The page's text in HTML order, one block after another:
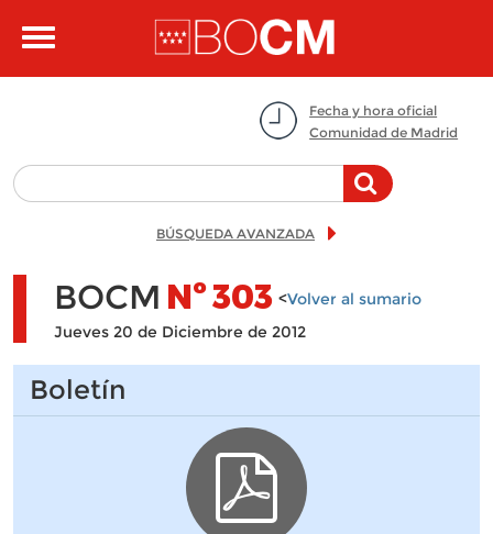
Toggle
Fecha y hora oficial
Comunidad de Madrid
BÚSQUEDA AVANZADA
BOCM Nº303 <Volver al sumario
Jueves 20 de Diciembre de 2012
Boletín